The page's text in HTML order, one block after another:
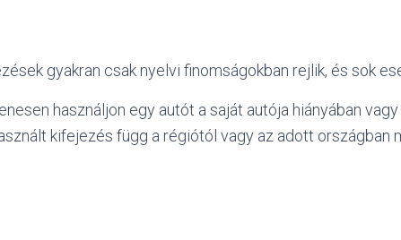
gyakran csak nyelvi finomságokban rejlik, és sok
használjon egy autót a saját autója hiányában vagy
kifejezés függ a régiótól vagy az adott országban